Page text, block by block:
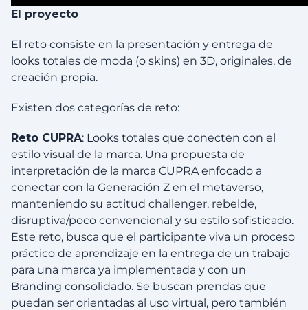
El proyecto
El reto consiste en la presentación y entrega de
looks totales de moda (o skins) en 3D, originales, de
creación propia.
Existen dos categorías de reto:
Reto CUPRA: Looks totales que conecten con el
estilo visual de la marca. Una propuesta de
interpretación de la marca CUPRA enfocado a
conectar con la Generación Z en el metaverso,
manteniendo su actitud challenger, rebelde,
disruptiva/poco convencional y su estilo sofisticado.
Este reto, busca que el participante viva un proceso
práctico de aprendizaje en la entrega de un trabajo
para una marca ya implementada y con un
Branding consolidado. Se buscan prendas que
puedan ser orientadas al uso virtual, pero también